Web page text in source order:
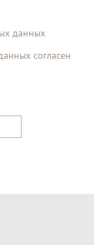
данных
согласен